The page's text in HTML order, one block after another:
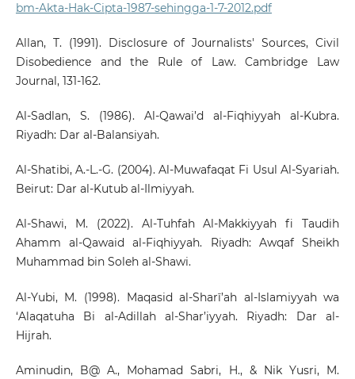
bm-Akta-Hak-Cipta-1987-sehingga-1-7-2012.pdf
Allan, T. (1991). Disclosure of Journalists' Sources, Civil
Disobedience and the Rule of Law. Cambridge Law
Journal, 131-162.
Al-Sadlan, S. (1986). Al-Qawai’d al-Fiqhiyyah al-Kubra.
Riyadh: Dar al-Balansiyah.
Al-Shatibi, A.-L.-G. (2004). Al-Muwafaqat Fi Usul Al-Syariah.
Beirut: Dar al-Kutub al-Ilmiyyah.
Al-Shawi, M. (2022). Al-Tuhfah Al-Makkiyyah fi Taudih
Ahamm al-Qawaid al-Fiqhiyyah. Riyadh: Awqaf Sheikh
Muhammad bin Soleh al-Shawi.
Al-Yubi, M. (1998). Maqasid al-Sharī’ah al-Islamiyyah wa
‘Alaqatuha Bi al-Adillah al-Shar’iyyah. Riyadh: Dar al-
Hijrah.
Aminudin, B@ A., Mohamad Sabri, H., & Nik Yusri, M.